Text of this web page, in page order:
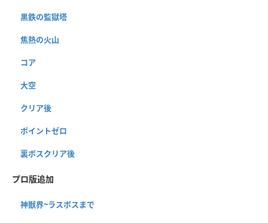
黒鉄の監獄塔
焦熱の火山
コア
大空
クリア後
ポイントゼロ
裏ボスクリア後
プロ版追加
神獣界~ラスボスまで